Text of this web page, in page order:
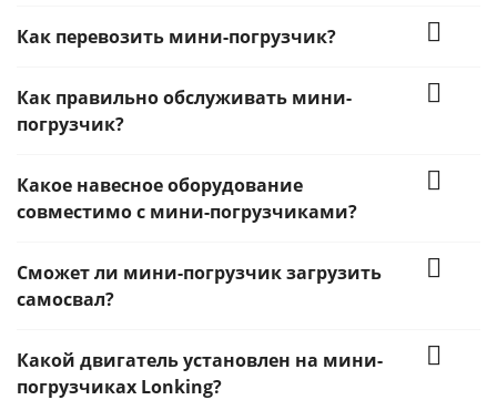
Как перевозить мини-погрузчик?
Как правильно обслуживать мини-
погрузчик?
Какое навесное оборудование
совместимо с мини-погрузчиками?
Сможет ли мини-погрузчик загрузить
самосвал?
Какой двигатель установлен на мини-
погрузчиках Lonking?